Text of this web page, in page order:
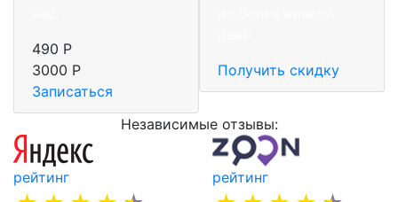
490 Р
3000 Р
Записаться
Получить скидку
Независимые отзывы:
рейтинг рейтинг